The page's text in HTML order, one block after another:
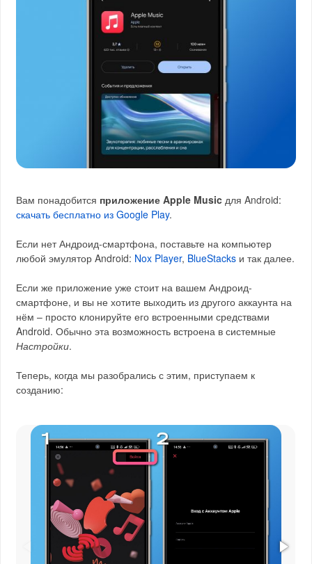
Вам понадобится приложение Apple Music для Android:
скачать бесплатно из Google Play.
Если нет Андроид-смартфона, поставьте на компьютер
любой эмулятор Android: Nox Player, BlueStacks и так далее.
Если же приложение уже стоит на вашем Андроид-
смартфоне, и вы не хотите выходить из другого аккаунта на
нём – просто клонируйте его встроенными средствами
Android. Обычно эта возможность встроена в системные
Настройки.
Теперь, когда мы разобрались с этим, приступаем к
созданию: